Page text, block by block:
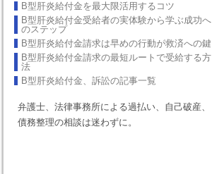
B型肝炎給付金を最大限活用するコツ
B型肝炎給付金受給者の実体験から学ぶ成功へ
のステップ
B型肝炎給付金請求は早めの行動が救済への鍵
B型肝炎給付金請求の最短ルートで受給する方
法
B型肝炎給付金、訴訟の記事一覧
弁護士、法律事務所による過払い、自己破産、
債務整理の相談は迷わずに。